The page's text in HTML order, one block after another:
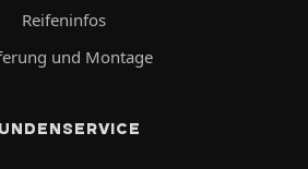
Reifeninfos
und Montage